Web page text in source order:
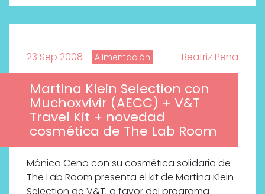
23 Sep 2008 Alimentación Beatriz Peña
Martina Klein Selection con
Muchoxvivir (AECC) + V&T
Travel Kit + novedad
cosmética de The Lab Room
Mónica Ceño con su cosmética solidaria de
The Lab Room presenta el kit de Martina Klein